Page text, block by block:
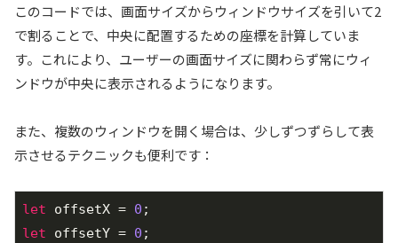
このコードでは、画面サイズからウィンドウサイズを引いて2
で割ることで、中央に配置するための座標を計算していま
す。これにより、ユーザーの画面サイズに関わらず常にウィ
ンドウが中央に表示されるようになります。
また、複数のウィンドウを開く場合は、少しずつずらして表
示させるテクニックも便利です：
let offsetX = 0
let offsetY = 0 ;